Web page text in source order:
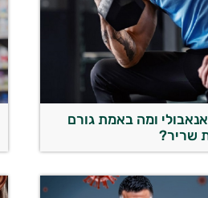
ומה באמת גורם
שריר?